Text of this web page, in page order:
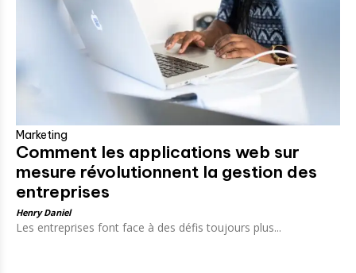
Marketing
Comment les applications web sur
mesure révolutionnent la gestion des
entreprises
Henry Daniel
Les entreprises font face à des défis toujours plus...